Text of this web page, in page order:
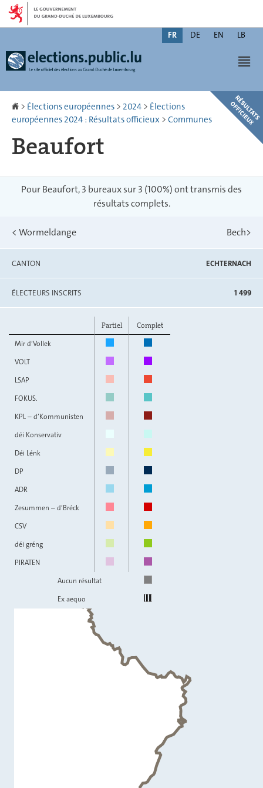
Aller
navigation
Aller
Changer
FR DE EN LB
Accueil
> Élections européennes > 2024 > Élections
européennes 2024 : Résultats officieux > Communes
Beaufort
Pour Beaufort, 3 bureaux sur 3 (100%) ont transmis des
résultats complets.
< Wormeldange Bech>
CANTON ECHTERNACH
ÉLECTEURS INSCRITS 1 499
Partiel
Complet
Mir d’Vollek
VOLT
LSAP
FOKUS.
KPL – d’Kommunisten
déi Konservativ
Déi Lénk
DP
ADR
Zesummen – d’Bréck
CSV
déi gréng
PIRATEN
Aucun résultat
Ex aequo